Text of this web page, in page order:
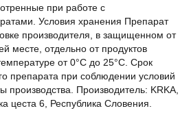
при работе с
Условия хранения Препарат
производителя, в защищенном от
месте, отдельно от продуктов
от 0°С до 25°С. Срок
препарата при соблюдении условий
производства. Производитель: KRKA,
6, Республика Словения.